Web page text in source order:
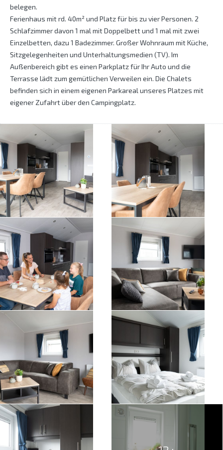
belegen.
Ferienhaus mit rd. 40m² und Platz für bis zu vier Personen. 2
Schlafzimmer davon 1 mal mit Doppelbett und 1 mal mit zwei
Einzelbetten, dazu 1 Badezimmer. Großer Wohnraum mit Küche,
Sitzgelegenheiten und Unterhaltungsmedien (TV). Im
Außenbereich gibt es einen Parkplatz für Ihr Auto und die
Terrasse lädt zum gemütlichen Verweilen ein. Die Chalets
befinden sich in einem eigenen Parkareal unseres Platzes mit
eigener Zufahrt über den Campingplatz.